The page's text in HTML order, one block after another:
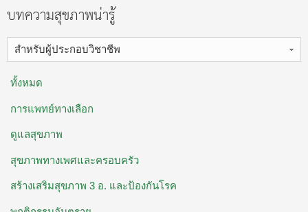
บทความสุขภาพน่ารู้
สำหรับผู้ประกอบวิชาชีพ
ทั้งหมด
การแพทย์ทางเลือก
ดูแลสุขภาพ
สุขภาพทางเพศและครอบครัว
สร้างเสริมสุขภาพ 3 อ. ​และป้องกันโรค